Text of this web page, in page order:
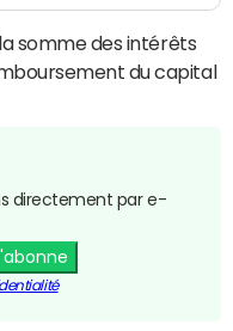
somme des intérêts
du capital
directement par e-